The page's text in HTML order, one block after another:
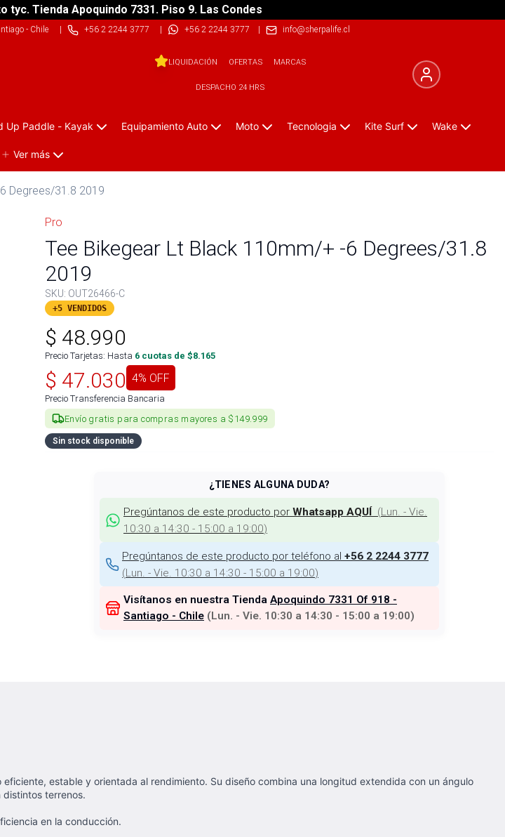
tyc. Tienda Apoquindo 7331. Piso 9. Las Condes
- Chile| +56 2 2244 3777 | +56 2 2244 3777 | info@sherpalife.cl
LIQUIDACIÓN OFERTAS MARCAS
DESPACHO 24 HRS
Up Paddle - Kayak Equipamiento Auto Moto Tecnologia Kite Surf Wake
Ver más
Degrees/31.8 2019
Pro
Tee Bikegear Lt Black 110mm/+ -6 Degrees/31.8
2019
SKU: OUT26466-C
+5 VENDIDOS
$ 48.990
Precio Tarjetas: Hasta 6 cuotas de $8.165
$ 47.030 4% OFF
Precio Transferencia Bancaria
Envío gratis para compras mayores a $149.999
Sin stock disponible
¿TIENES ALGUNA DUDA?
Pregúntanos de este producto por Whatsapp AQUÍ (Lun. - Vie.
10:30 a 14:30 - 15:00 a 19:00)
Pregúntanos de este producto por teléfono al +56 2 2244 3777
(Lun. - Vie. 10:30 a 14:30 - 15:00 a 19:00)
Visítanos en nuestra Tienda Apoquindo 7331 Of 918 -
Santiago - Chile (Lun. - Vie. 10:30 a 14:30 - 15:00 a 19:00)
estable y orientada al rendimiento. Su diseño combina una longitud extendida con un ángulo
terrenos.
en la conducción.